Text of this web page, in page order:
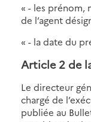
« - les prénom,
de l’agent
« - la date du
Article 2 de
Le directeur
chargé de
publiée au